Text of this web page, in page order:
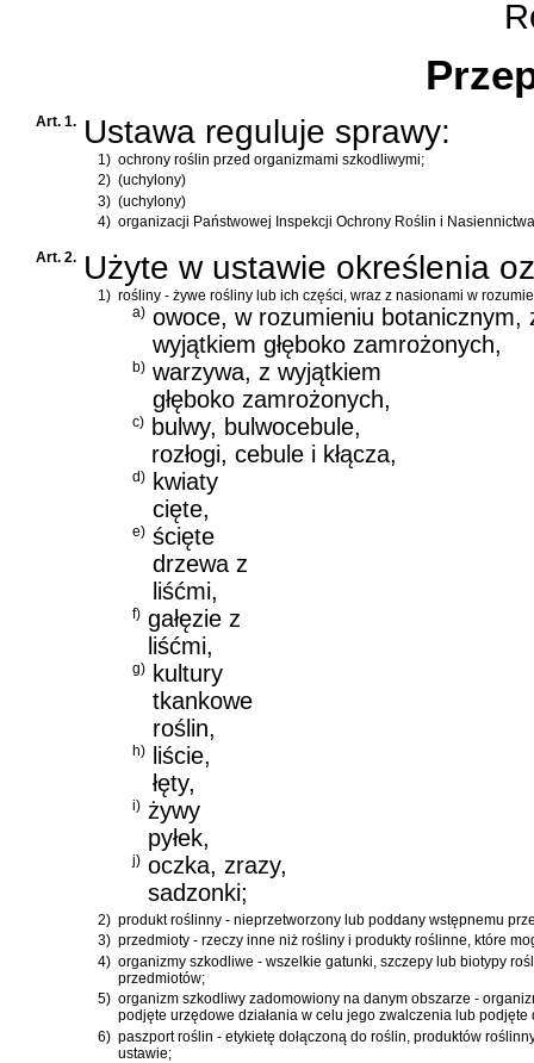
Art. 1. Ustawa reguluje sprawy:
1) ochrony roślin przed organizmami szkodliwymi;
2) (uchylony)
3) (uchylony)
4) organizacji Państwowej Inspekcji Ochrony Roślin i
Art. 2. Użyte w ustawie określenia
1) rośliny - żywe rośliny lub ich części, wraz z nasionami w
a) owoce, w rozumieniu botanicznym,
wyjątkiem głęboko zamrożonych,
b) warzywa, z wyjątkiem
głęboko zamrożonych,
c)
bulwy, bulwocebule,
rozłogi, cebule i kłącza,
d)
kwiaty
cięte,
e) ścięte
drzewa z
liśćmi,
f) gałęzie z
liśćmi,
g)
kultury
tkankowe
roślin,
h)
liście,
łęty,
i) żywy
pyłek,
j) oczka, zrazy,
sadzonki;
2) produkt roślinny - nieprzetworzony lub poddany wstępnemu
3) przedmioty - rzeczy inne niż rośliny i produkty roślinne, które
4) organizmy szkodliwe - wszelkie gatunki, szczepy lub biotypy
przedmiotów;
5) organizm szkodliwy zadomowiony na danym obszarze -
podjęte urzędowe działania w celu jego zwalczenia lub
6) paszport roślin - etykietę dołączoną do roślin, produktów
ustawie;